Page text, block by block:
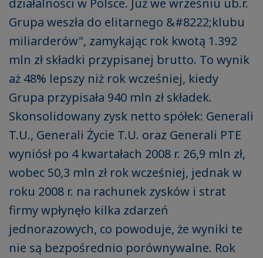
działalności w Polsce. Już we wrześniu ub.r.
Grupa weszła do elitarnego &#8222;klubu
miliarderów", zamykając rok kwotą 1.392
mln zł składki przypisanej brutto. To wynik
aż 48% lepszy niż rok wcześniej, kiedy
Grupa przypisała 940 mln zł składek.
Skonsolidowany zysk netto spółek: Generali
T.U., Generali Życie T.U. oraz Generali PTE
wyniósł po 4 kwartałach 2008 r. 26,9 mln zł,
wobec 50,3 mln zł rok wcześniej, jednak w
roku 2008 r. na rachunek zysków i strat
firmy wpłynęło kilka zdarzeń
jednorazowych, co powoduje, że wyniki te
nie są bezpośrednio porównywalne. Rok